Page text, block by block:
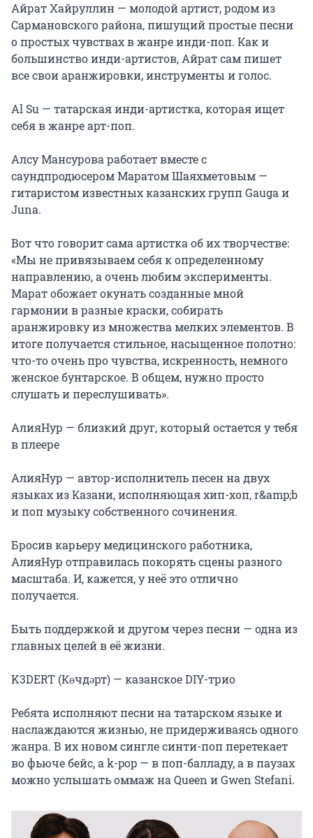
Айрат Хайруллин — молодой артист, родом из
Сармановского района, пишущий простые песни
о простых чувствах в жанре инди-поп. Как и
большинство инди-артистов, Айрат сам пишет
все свои аранжировки, инструменты и голос.
Al Su — татарская инди-артистка, которая ищет
себя в жанре арт-поп.
Алсу Мансурова работает вместе с
саундпродюсером Маратом Шаяхметовым —
гитаристом известных казанских групп Gauga и
Juna.
Вот что говорит сама артистка об их творчестве:
«Мы не привязываем себя к определенному
направлению, а очень любим эксперименты.
Марат обожает окунать созданные мной
гармонии в разные краски, собирать
аранжировку из множества мелких элементов. В
итоге получается стильное, насыщенное полотно:
что-то очень про чувства, искренность, немного
женское бунтарское. В общем, нужно просто
слушать и переслушивать».
АлияНур — близкий друг, который остается у тебя
в плеере
АлияНур — автор-исполнитель песен на двух
языках из Казани, исполняющая хип-хоп, r&amp;b
и поп музыку собственного сочинения.
Бросив карьеру медицинского работника,
АлияНур отправилась покорять сцены разного
масштаба. И, кажется, у неё это отлично
получается.
Быть поддержкой и другом через песни — одна из
главных целей в её жизни.
K3DERT (Көчдәрт) — казанское DIY-трио
Ребята исполняют песни на татарском языке и
наслаждаются жизнью, не придерживаясь одного
жанра. В их новом сингле синти-поп перетекает
во фьюче бейс, а k-pop — в поп-балладу, а в паузах
можно услышать оммаж на Queen и Gwen Stefani.